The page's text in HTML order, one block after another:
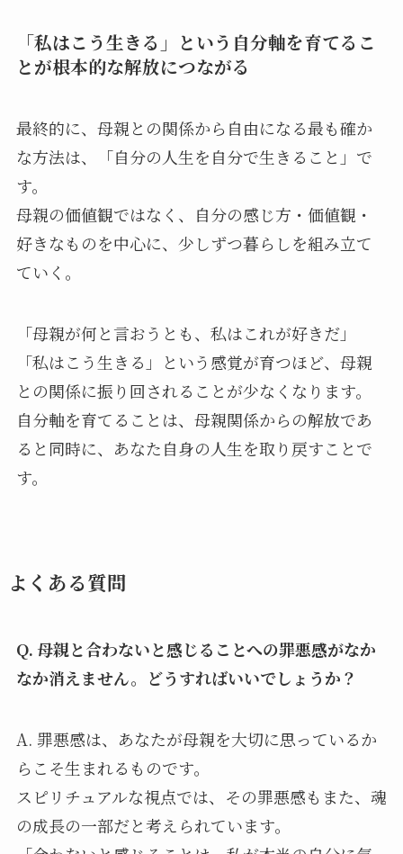
「私はこう生きる」という自分軸を育てるこ
とが根本的な解放につながる
最終的に、母親との関係から自由になる最も確か
な方法は、「自分の人生を自分で生きること」で
す。
母親の価値観ではなく、自分の感じ方・価値観・
好きなものを中心に、少しずつ暮らしを組み立て
ていく。
「母親が何と言おうとも、私はこれが好きだ」
「私はこう生きる」という感覚が育つほど、母親
との関係に振り回されることが少なくなります。
自分軸を育てることは、母親関係からの解放であ
ると同時に、あなた自身の人生を取り戻すことで
す。
よくある質問
Q. 母親と合わないと感じることへの罪悪感がなか
なか消えません。どうすればいいでしょうか？
A. 罪悪感は、あなたが母親を大切に思っているか
らこそ生まれるものです。
スピリチュアルな視点では、その罪悪感もまた、魂
の成長の一部だと考えられています。